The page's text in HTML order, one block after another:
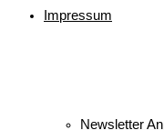
Impressum
Newsletter